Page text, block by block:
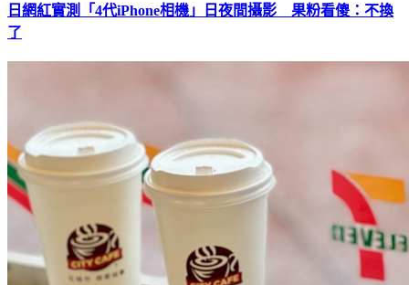
日網紅實測「4代iPhone相機」日夜間攝影 果粉看傻：不換
了